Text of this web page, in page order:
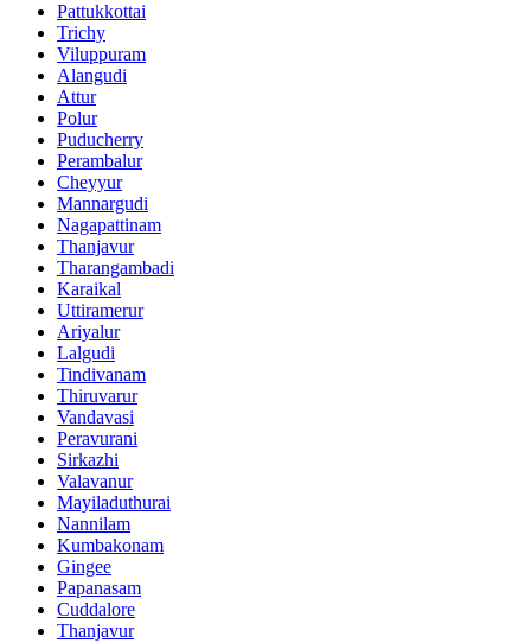
Pattukkottai
Trichy
Viluppuram
Alangudi
Attur
Polur
Puducherry
Perambalur
Cheyyur
Mannargudi
Nagapattinam
Thanjavur
Tharangambadi
Karaikal
Uttiramerur
Ariyalur
Lalgudi
Tindivanam
Thiruvarur
Vandavasi
Peravurani
Sirkazhi
Valavanur
Mayiladuthurai
Nannilam
Kumbakonam
Gingee
Papanasam
Cuddalore
Thanjavur